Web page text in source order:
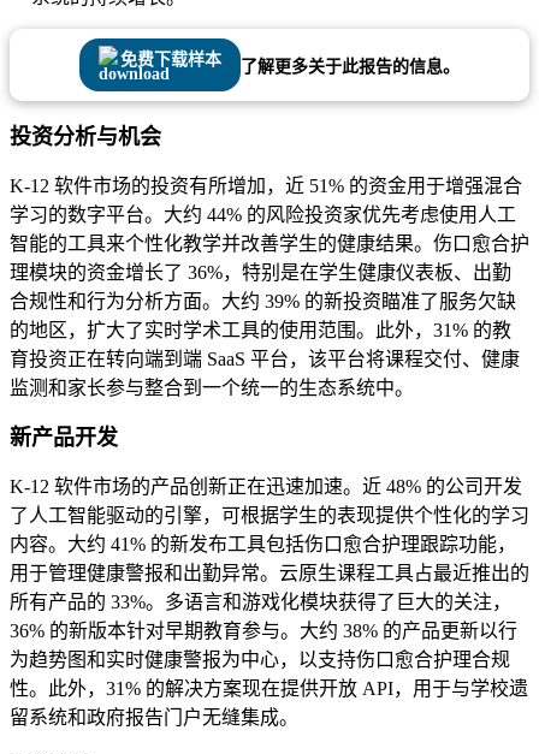
免费下载样本 了解更多关于此报告的信息。
投资分析与机会
K-12 软件市场的投资有所增加，近 51% 的资金用于增强混合
学习的数字平台。大约 44% 的风险投资家优先考虑使用人工
智能的工具来个性化教学并改善学生的健康结果。伤口愈合护
理模块的资金增长了 36%，特别是在学生健康仪表板、出勤
合规性和行为分析方面。大约 39% 的新投资瞄准了服务欠缺
的地区，扩大了实时学术工具的使用范围。此外，31% 的教
育投资正在转向端到端 SaaS 平台，该平台将课程交付、健康
监测和家长参与整合到一个统一的生态系统中。
新产品开发
K-12 软件市场的产品创新正在迅速加速。近 48% 的公司开发
了人工智能驱动的引擎，可根据学生的表现提供个性化的学习
内容。大约 41% 的新发布工具包括伤口愈合护理跟踪功能，
用于管理健康警报和出勤异常。云原生课程工具占最近推出的
所有产品的 33%。多语言和游戏化模块获得了巨大的关注，
36% 的新版本针对早期教育参与。大约 38% 的产品更新以行
为趋势图和实时健康警报为中心，以支持伤口愈合护理合规
性。此外，31% 的解决方案现在提供开放 API，用于与学校遗
留系统和政府报告门户无缝集成。